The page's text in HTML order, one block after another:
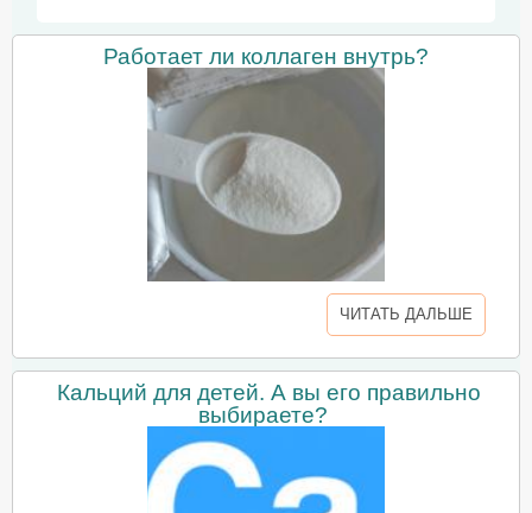
Работает ли коллаген внутрь?
ЧИТАТЬ ДАЛЬШЕ
Кальций для детей. А вы его правильно
выбираете?